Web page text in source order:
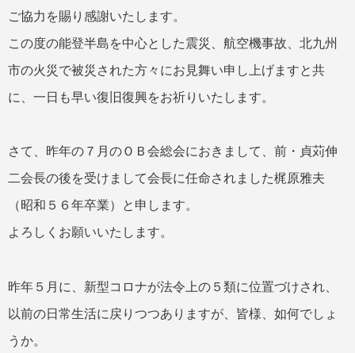
ご協力を賜り感謝いたします。
この度の能登半島を中心とした震災、航空機事故、北九州
市の火災で被災された方々にお見舞い申し上げますと共
に、一日も早い復旧復興をお祈りいたします。
さて、昨年の７月のＯＢ会総会におきまして、前・貞苅伸
二会長の後を受けまして会長に任命されました梶原雅夫
（昭和５６年卒業）と申します。
よろしくお願いいたします。
昨年５月に、新型コロナが法令上の５類に位置づけされ、
以前の日常生活に戻りつつありますが、皆様、如何でしょ
うか。